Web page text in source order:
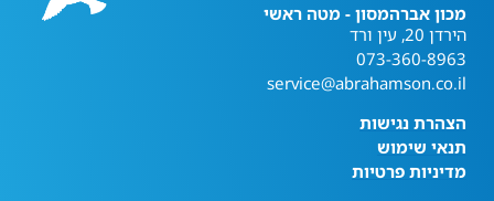
מכון אברהמסון - מטה ראשי
הירדן 20, עין ורד
073-360-8963
service@abrahamson.co.il
הצהרת נגישות
תנאי שימוש
מדיניות פרטיות